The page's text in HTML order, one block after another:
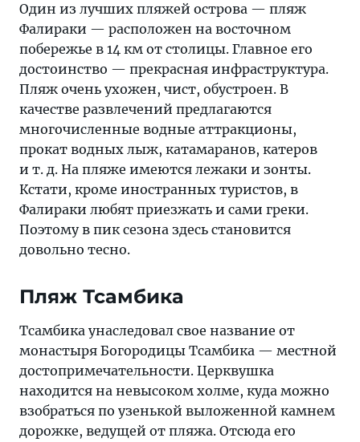
Один из лучших пляжей острова — пляж
Фалираки — расположен на восточном
побережье в 14 км от столицы. Главное его
достоинство — прекрасная инфраструктура.
Пляж очень ухожен, чист, обустроен. В
качестве развлечений предлагаются
многочисленные водные аттракционы,
прокат водных лыж, катамаранов, катеров
и т. д. На пляже имеются лежаки и зонты.
Кстати, кроме иностранных туристов, в
Фалираки любят приезжать и сами греки.
Поэтому в пик сезона здесь становится
довольно тесно.
Пляж Тсамбика
Тсамбика унаследовал свое название от
монастыря Богородицы Тсамбика — местной
достопримечательности. Церквушка
находится на невысоком холме, куда можно
взобраться по узенькой выложенной камнем
дорожке, ведущей от пляжа. Отсюда его